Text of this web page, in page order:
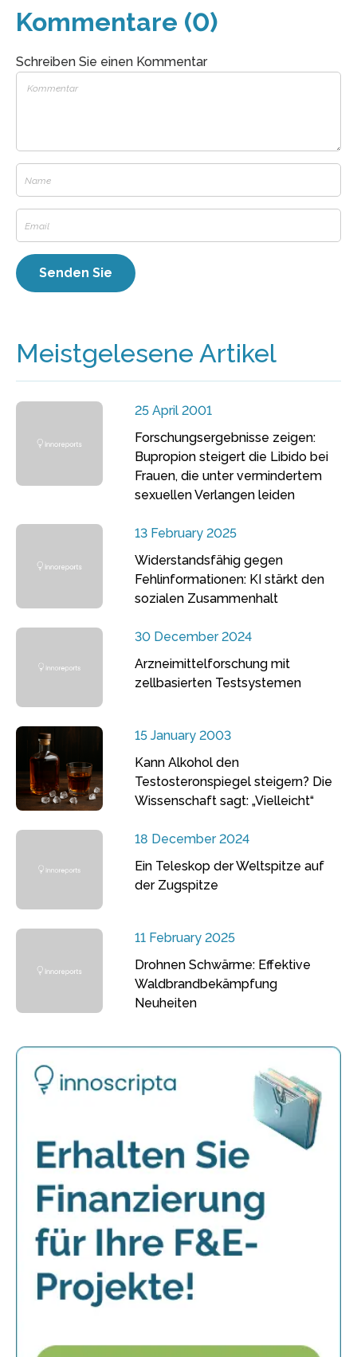
Kommentare (0)
Schreiben Sie einen Kommentar
Meistgelesene Artikel
25 April 2001
Forschungsergebnisse zeigen:
Bupropion steigert die Libido bei
Frauen, die unter vermindertem
sexuellen Verlangen leiden
13 February 2025
Widerstandsfähig gegen
Fehlinformationen: KI stärkt den
sozialen Zusammenhalt
30 December 2024
Arzneimittelforschung mit
zellbasierten Testsystemen
15 January 2003
Kann Alkohol den
Testosteronspiegel steigern? Die
Wissenschaft sagt: „Vielleicht“
18 December 2024
Ein Teleskop der Weltspitze auf
der Zugspitze
11 February 2025
Drohnen Schwärme: Effektive
Waldbrandbekämpfung
Neuheiten